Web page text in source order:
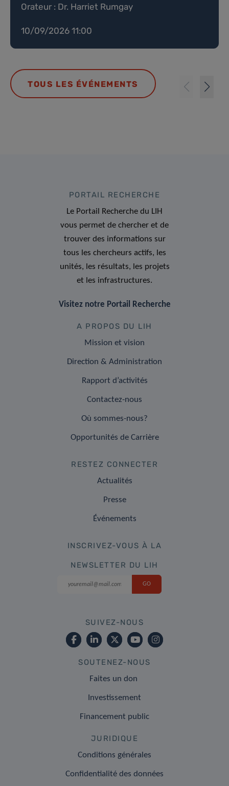
Orateur : Dr. Harriet Rumgay
10/09/2026 11:00
TOUS LES ÉVÉNEMENTS
PORTAIL RECHERCHE
Le Portail Recherche du LIH
vous permet de chercher et de
trouver des informations sur
tous les chercheurs actifs, les
unités, les résultats, les projets
et les infrastructures.
Visitez notre Portail Recherche
A PROPOS DU LIH
Mission et vision
Direction & Administration
Rapport d’activités
Contactez-nous
Où sommes-nous?
Opportunités de Carrière
RESTEZ CONNECTER
Actualités
Presse
Événements
INSCRIVEZ-VOUS À LA
NEWSLETTER DU LIH
SUIVEZ-NOUS
SOUTENEZ-NOUS
Faites un don
Investissement
Financement public
JURIDIQUE
Conditions générales
Confidentialité des données